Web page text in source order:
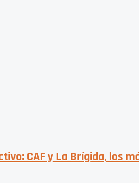
CAF y La Brígida, los